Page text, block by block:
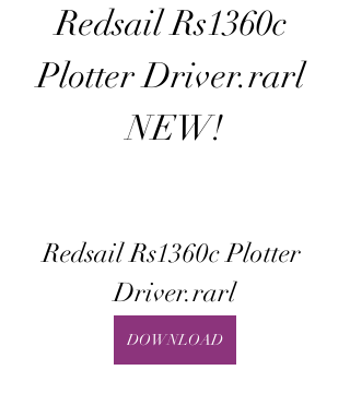
Redsail Rs1360c
Plotter Driver.rarl
NEW!
Redsail Rs1360c Plotter
Driver.rarl
DOWNLOAD